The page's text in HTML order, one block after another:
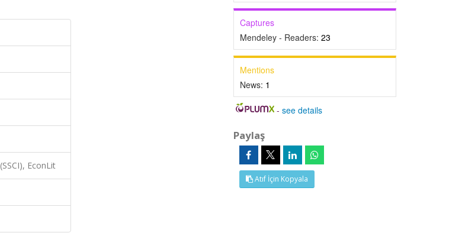
EconLit
Captures
Mendeley - Readers: 23
Mentions
News: 1
-see details
Paylaş
Atıf İçin Kopyala